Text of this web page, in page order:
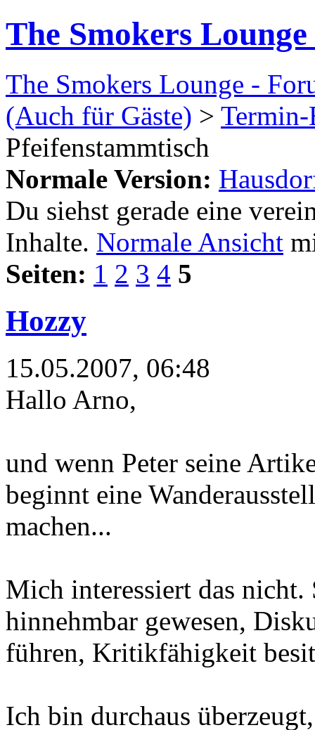
The Smokers
The Smokers Lounge -
(Auch für Gäste) > Termin-
Pfeifenstammtisch
Normale Version:
Du siehst gerade eine
Inhalte. Normale Ansicht
Seiten: 1 2 3 4 5
Hozzy
15.05.2007, 06:48
Hallo Arno,
und wenn Peter seine
beginnt eine
machen...
Mich interessiert das
hinnehmbar gewesen,
führen, Kritikfähigkeit
Ich bin durchaus